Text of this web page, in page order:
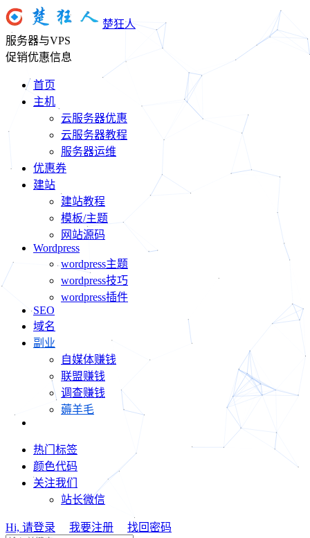
楚狂人
服务器与VPS
促销优惠信息
首页
主机
云服务器优惠
云服务器教程
服务器运维
优惠券
建站
建站教程
模板/主题
网站源码
Wordpress
wordpress主题
wordpress技巧
wordpress插件
SEO
域名
副业
自媒体赚钱
联盟赚钱
调查赚钱
薅羊毛
热门标签
颜色代码
关注我们
站长微信
Hi, 请登录 我要注册 找回密码